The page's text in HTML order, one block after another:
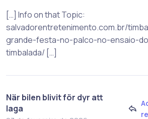
[…] Info on that Topic:
salvadorentretenimento.com.br/
grande-festa-no-palco-no-ensaio-
timbalada/ […]
När bilen blivit för dyr att
laga